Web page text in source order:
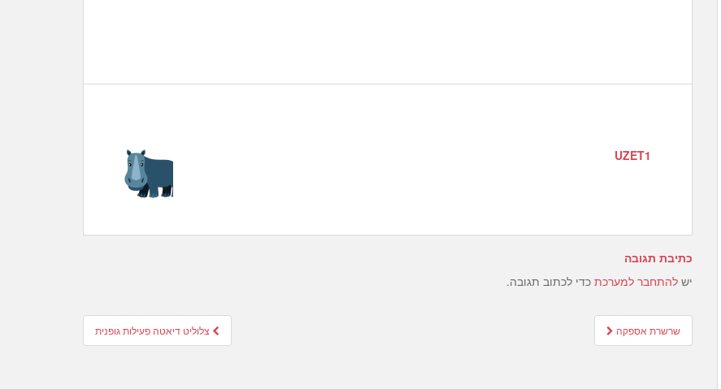
UZET1
כתיבת תגובה
יש להתחבר למערכת כדי לכתוב תגובה.
Post
navigation
צלוליט דיאטה פעילות גופנית שרשרת אספקה